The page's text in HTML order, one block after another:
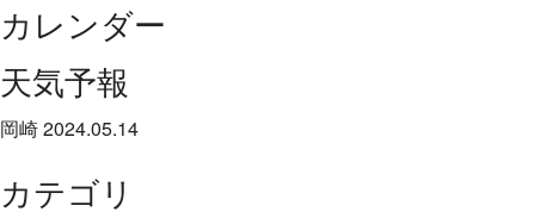
カレンダー
天気予報
岡崎 2024.05.14
カテゴリ